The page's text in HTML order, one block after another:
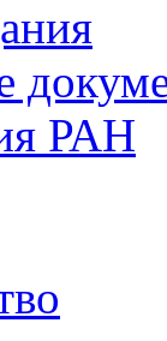
РАН